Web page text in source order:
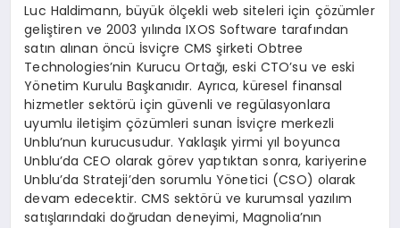
Luc Haldimann, büyük ölçekli web siteleri için çözümler
geliştiren ve 2003 yılında IXOS Software tarafından
satın alınan öncü İsviçre CMS şirketi Obtree
Technologies’nin Kurucu Ortağı, eski CTO’su ve eski
Yönetim Kurulu Başkanıdır. Ayrıca, küresel finansal
hizmetler sektörü için güvenli ve regülasyonlara
uyumlu iletişim çözümleri sunan İsviçre merkezli
Unblu’nun kurucusudur. Yaklaşık yirmi yıl boyunca
Unblu’da CEO olarak görev yaptıktan sonra, kariyerine
Unblu’da Strateji’den sorumlu Yönetici (CSO) olarak
devam edecektir. CMS sektörü ve kurumsal yazılım
satışlarındaki doğrudan deneyimi, Magnolia’nın